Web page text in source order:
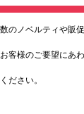
のノベルティや販
客様のご要望にあ
ださい。